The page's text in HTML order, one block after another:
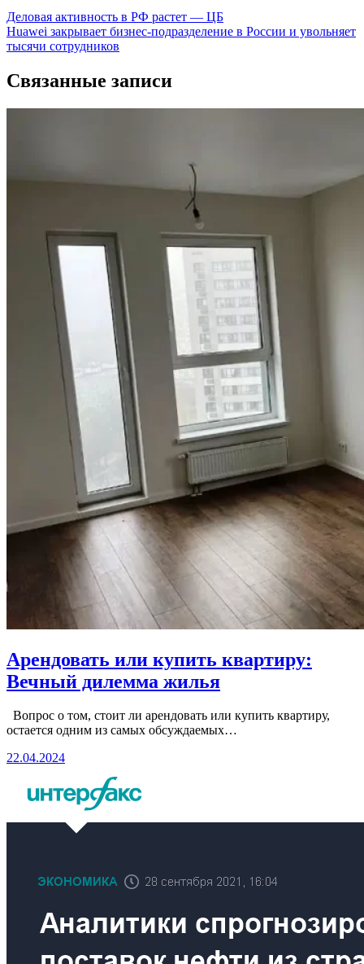
Навигация
по
Деловая активность в РФ растет — ЦБ
Huawei закрывает бизнес-подразделение в России и увольняет
тысячи сотрудников
Связанные записи
Арендовать или купить квартиру:
Вечный дилемма жилья
Вопрос о том, стоит ли арендовать или купить квартиру,
остается одним из самых обсуждаемых…
22.04.2024